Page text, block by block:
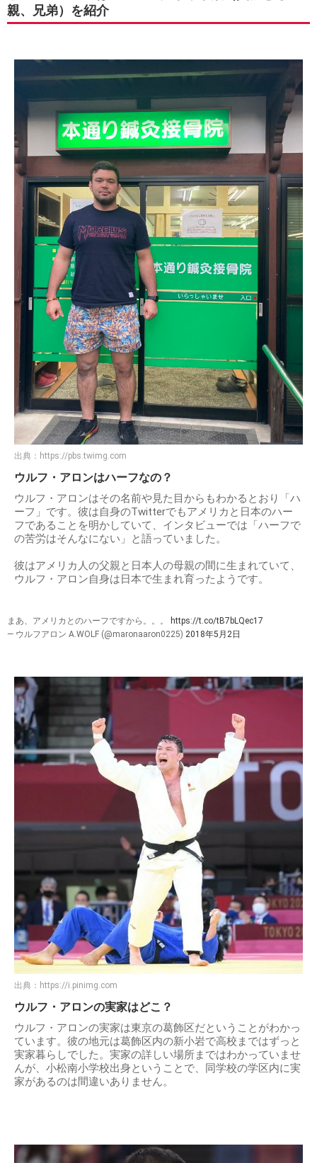
親、兄弟）を紹介
出典： https://pbs.twimg.com
ウルフ・アロンはハーフなの？
ウルフ・アロンはその名前や見た目からもわかるとおり「ハ
ーフ」です。彼は自身のTwitterでもアメリカと日本のハー
フであることを明かしていて、インタビューでは「ハーフで
の苦労はそんなにない」と語っていました。
彼はアメリカ人の父親と日本人の母親の間に生まれていて、
ウルフ・アロン自身は日本で生まれ育ったようです。
まあ、アメリカとのハーフですから。。。
https://t.co/tB7bLQec17
— ウルフアロン A.WOLF (@maronaaron0225) 2018年5月2日
出典： https://i.pinimg.com
ウルフ・アロンの実家はどこ？
ウルフ・アロンの実家は東京の葛飾区だということがわかっ
ています。彼の地元は葛飾区内の新小岩で高校まではずっと
実家暮らしでした。実家の詳しい場所まではわかっていませ
んが、小松南小学校出身ということで、同学校の学区内に実
家があるのは間違いありません。